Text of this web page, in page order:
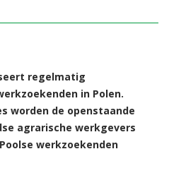
regelmatig
in Polen.
worden de openstaande
agrarische werkgevers
werkzoekenden